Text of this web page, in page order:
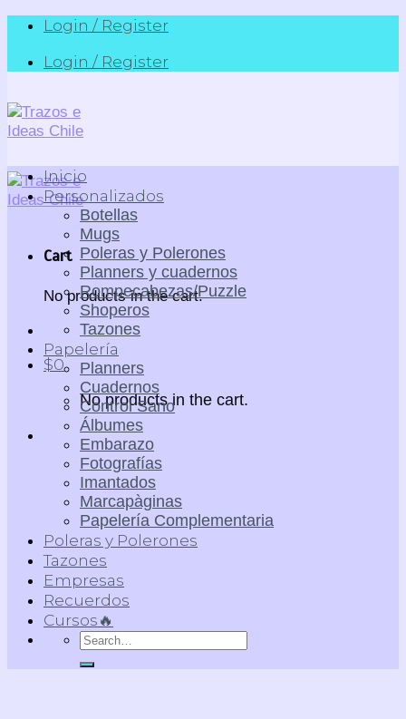
Skip
content
Login / Register
Login / Register
Cart
No products in the cart.
$0
No products in the cart.
Inicio
Personalizados
Botellas
Mugs
Poleras y Polerones
Planners y cuadernos
Rompecabezas/Puzzle
Shoperos
Tazones
Papelería
Planners
Cuadernos
Control Sano
Álbumes
Embarazo
Fotografías
Imantados
Marcapàginas
Papelería Complementaria
Poleras y Polerones
Tazones
Empresas
Recuerdos
Cursos🔥
Search
for: